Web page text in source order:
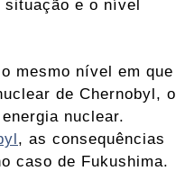
e o nível
mesmo nível em que
de Chernobyl, o
nuclear.
, as consequências
caso de Fukushima.